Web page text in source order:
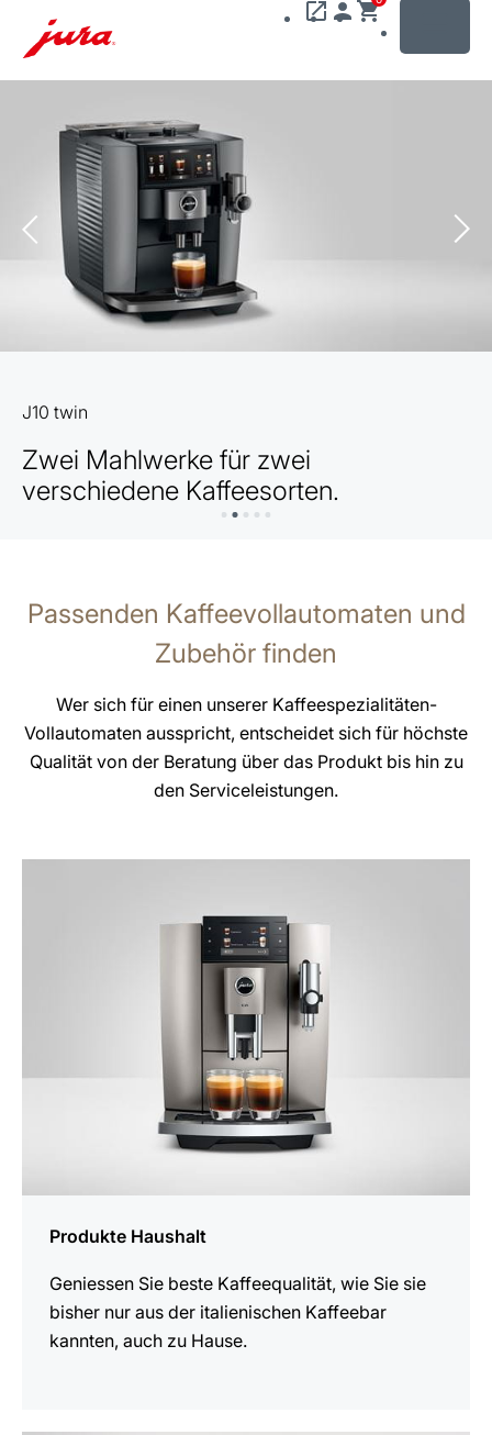
wechseln
wechseln
J10 twin
Zwei Mahlwerke für zwei
verschiedene Kaffeesorten.
Passenden Kaffeevollautomaten und
Zubehör finden
Wer sich für einen unserer Kaffeespezialitäten-
Vollautomaten ausspricht, entscheidet sich für höchste
Qualität von der Beratung über das Produkt bis hin zu
den Serviceleistungen.
Produkte Haushalt
Geniessen Sie beste Kaffeequalität, wie Sie sie
bisher nur aus der italienischen Kaffeebar
kannten, auch zu Hause.